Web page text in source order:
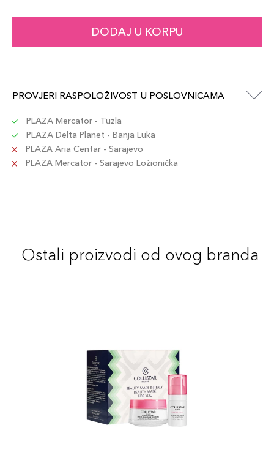
3N Naturale
+9 PLAZA cvjetića
DODAJ U KORPU
PROVJERI RASPOLOŽIVOST U POSLOVNICAMA
PLAZA Mercator - Tuzla
PLAZA Delta Planet - Banja Luka
PLAZA Aria Centar - Sarajevo
PLAZA Mercator - Sarajevo Ložionička
Ostali proizvodi od ovog branda